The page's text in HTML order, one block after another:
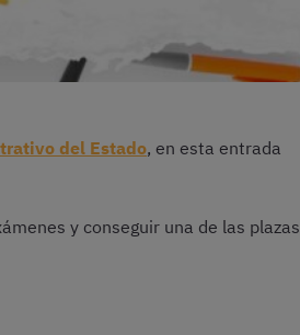
del Estado, en esta entrada
y conseguir una de las plazas